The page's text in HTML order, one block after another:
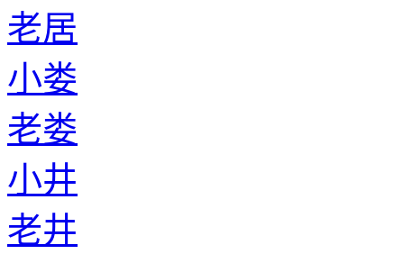
老居
小娄
老娄
小井
老井